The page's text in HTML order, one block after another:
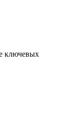
ключевых